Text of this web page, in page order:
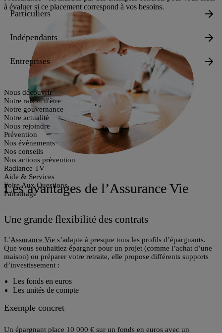
Particuliers
Indépendants
Entreprises
Nous découvrir
Notre raison d'être
Notre gouvernance
Notre actualité
Nous rejoindre
Prévention
Nos évènements
Nos conseils
Nos actions prévention
Radiance TV
Aide & Services
Foire Aux Questions
Parrainage
à évaluer si ce placement correspond à vos besoins.
Les avantages de l’Assurance Vie
Une grande flexibilité des contrats
L’Assurance Vie s’adapte à presque tous les profils d’épargnants.
Que vous souhaitiez épargner pour un projet (comme l’achat d’une
maison) ou préparer votre retraite, elle propose différents supports
d’investissement :
Les fonds en euros
Les unités de compte
Exemple concret
Un épargnant place 10 000 € sur un fonds en euros avec un